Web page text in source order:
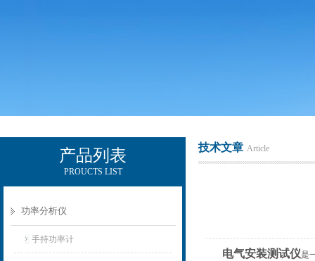
产品列表
PROUCTS LIST
功率分析仪
手持功率计
技术文章 Article
电气安装测试仪是